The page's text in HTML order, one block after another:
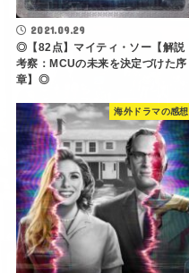
2021.09.29
◎【82点】マイティ・ソー【解説
考察：MCUの未来を決定づけた序
章】◎
海外ドラマの感想